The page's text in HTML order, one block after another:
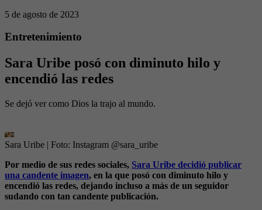
5 de agosto de 2023
Entretenimiento
Sara Uribe posó con diminuto hilo y
encendió las redes
Se dejó ver como Dios la trajo al mundo.
Sara Uribe | Foto: Instagram @sara_uribe
Por medio de sus redes sociales, Sara Uribe decidió publicar
una candente imagen, en la que posó con diminuto hilo y
encendió las redes, dejando incluso a más de un seguidor
sudando con tan candente publicación.